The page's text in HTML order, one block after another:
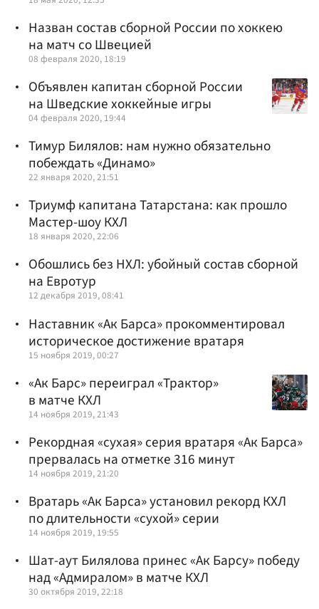
Назван состав сборной России по хоккею
на матч со Швецией
08 февраля 2020, 18:19
Объявлен капитан сборной России
на Шведские хоккейные игры
04 февраля 2020, 19:44
Тимур Билялов: нам нужно обязательно
побеждать «Динамо»
22 января 2020, 21:51
Триумф капитана Татарстана: как прошло
Мастер-шоу КХЛ
18 января 2020, 22:06
Обошлись без НХЛ: убойный состав сборной
на Евротур
12 декабря 2019, 08:41
Наставник «Ак Барса» прокомментировал
историческое достижение вратаря
15 ноября 2019, 00:27
«Ак Барс» переиграл «Трактор»
в матче КХЛ
14 ноября 2019, 21:43
Рекордная «сухая» серия вратаря «Ак Барса»
прервалась на отметке 316 минут
14 ноября 2019, 21:20
Вратарь «Ак Барса» установил рекорд КХЛ
по длительности «сухой» серии
14 ноября 2019, 19:55
Шат-аут Билялова принес «Ак Барсу» победу
над «Адмиралом» в матче КХЛ
30 октября 2019, 22:18